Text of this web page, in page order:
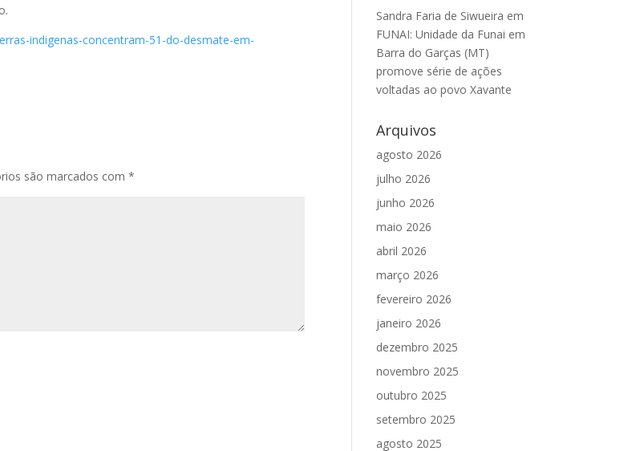
indigenas-concentram-51-do-desmate-em-
são marcados com*
Sandra Faria de Siwueira em
FUNAI: Unidade da Funai em
Barra do Garças (MT)
promove série de ações
voltadas ao povo Xavante
Arquivos
agosto 2026
julho 2026
junho 2026
maio 2026
abril 2026
março 2026
fevereiro 2026
janeiro 2026
dezembro 2025
novembro 2025
outubro 2025
setembro 2025
agosto 2025